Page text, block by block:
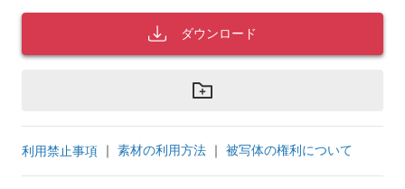
ダウンロード
利用禁止事項 ｜ 素材の利用方法 ｜ 被写体の権利について